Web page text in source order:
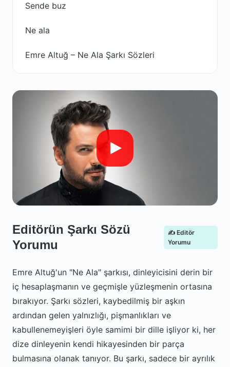
Sende buz
Ne ala
Emre Altuğ – Ne Ala Şarkı Sözleri
Editörün Şarkı Sözü
Yorumu
✍️ Editör
Yorumu
Emre Altuğ'un "Ne Ala" şarkısı, dinleyicisini derin bir
iç hesaplaşmanın ve geçmişle yüzleşmenin ortasına
bırakıyor. Şarkı sözleri, kaybedilmiş bir aşkın
ardından gelen yalnızlığı, pişmanlıkları ve
kabullenemeyişleri öyle samimi bir dille işliyor ki, her
dize dinleyenin kendi hikayesinden bir parça
bulmasına olanak tanıyor. Bu şarkı, sadece bir ayrılık